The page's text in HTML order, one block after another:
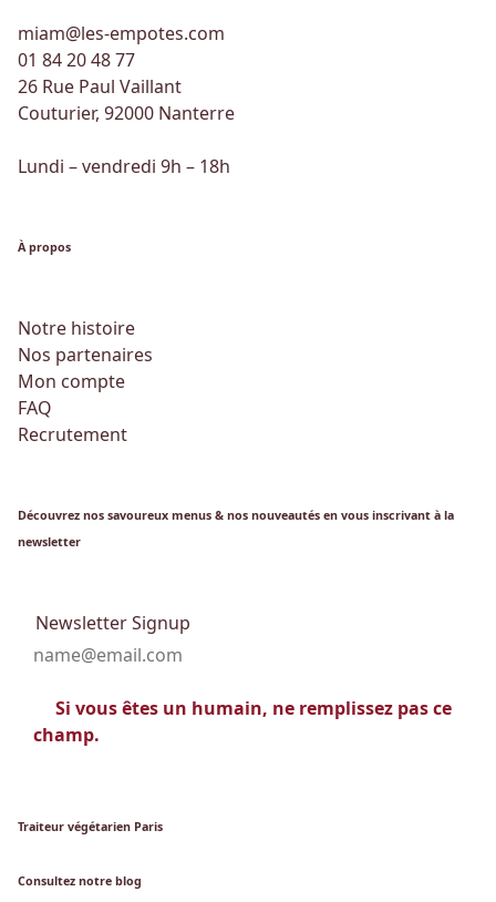
miam@les-empotes.com
01 84 20 48 77
26 Rue Paul Vaillant
Couturier, 92000 Nanterre
Lundi – vendredi 9h – 18h
À propos
Notre histoire
Nos partenaires
Mon compte
FAQ
Recrutement
Découvrez nos savoureux menus & nos nouveautés en vous inscrivant à la
newsletter
Newsletter Signup
Si vous êtes un humain, ne remplissez pas ce
champ.
Traiteur végétarien Paris
Consultez notre blog